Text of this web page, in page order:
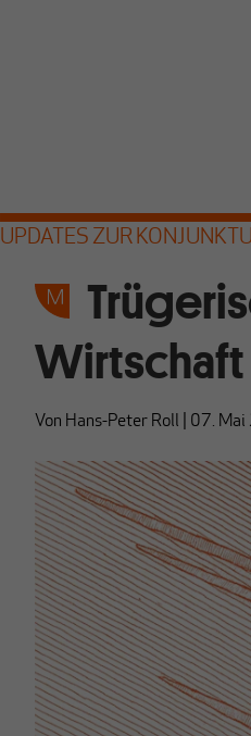
UPDATES ZUR
Wirtschaft
Von Hans-Peter Roll 07.